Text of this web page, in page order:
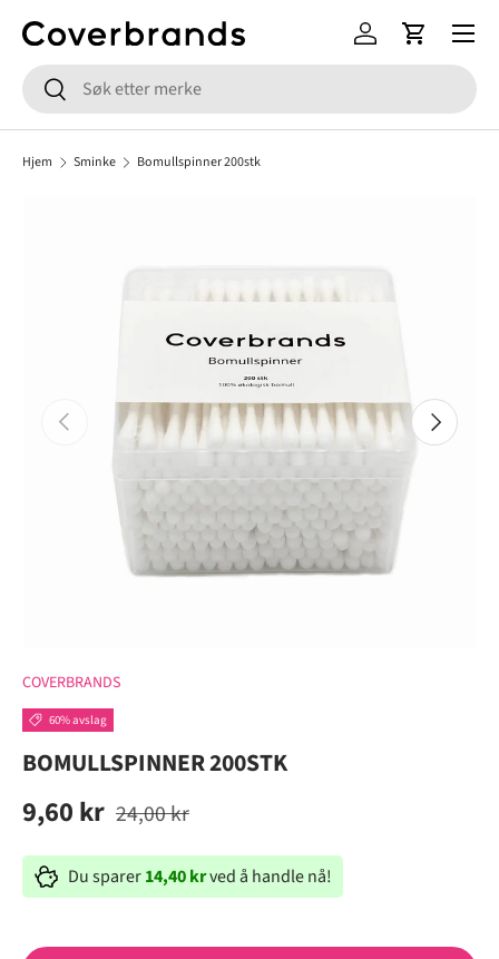
HOPP TIL INNHOLD
Søk
Søk
Logg innHandlekurv
Meny
Hjem Sminke Bomullspinner 200stk
FORRIGE NESTE
COVERBRANDS
60% avslag
BOMULLSPINNER 200STK
9,60 kr 24,00 kr
Du sparer14,40 krved å handle nå!